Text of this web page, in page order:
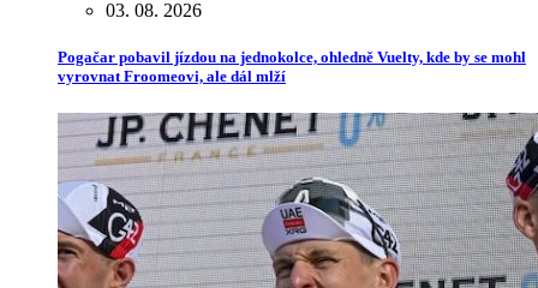
03. 08. 2026
Pogačar pobavil jízdou na jednokolce, ohledně Vuelty, kde by se mohl
vyrovnat Froomeovi, ale dál mlží